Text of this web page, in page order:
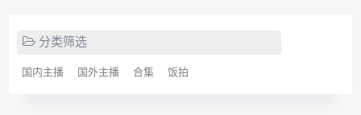
分类筛选
国内主播 国外主播 合集 饭拍